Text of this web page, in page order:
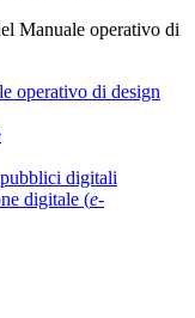
Manuale operativo di
operativo di design
digitali
digitale (e-